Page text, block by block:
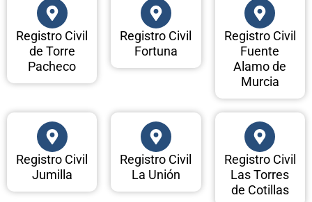
Registro Civil
de Torre
Pacheco
Registro Civil
Fortuna
Registro Civil
Fuente
Alamo de
Murcia
Registro Civil
Jumilla
Registro Civil
La Unión
Registro Civil
Las Torres
de Cotillas